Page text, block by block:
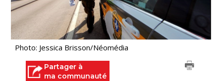
Photo: Jessica Brisson/Néomédia
Partager à
ma communauté